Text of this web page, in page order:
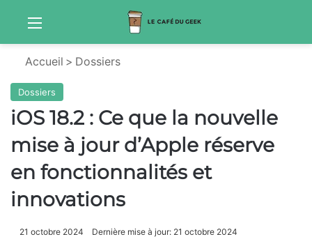
Menu
Accueil > Dossiers
Dossiers
iOS 18.2 : Ce que la nouvelle
mise à jour d’Apple réserve
en fonctionnalités et
innovations
21 octobre 2024 Dernière mise à jour: 21 octobre 2024